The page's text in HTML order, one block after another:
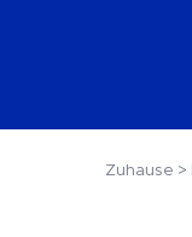
Zuhause